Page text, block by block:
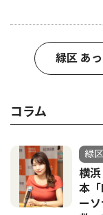
緑区 あ
コラム
緑区
横
本
ー